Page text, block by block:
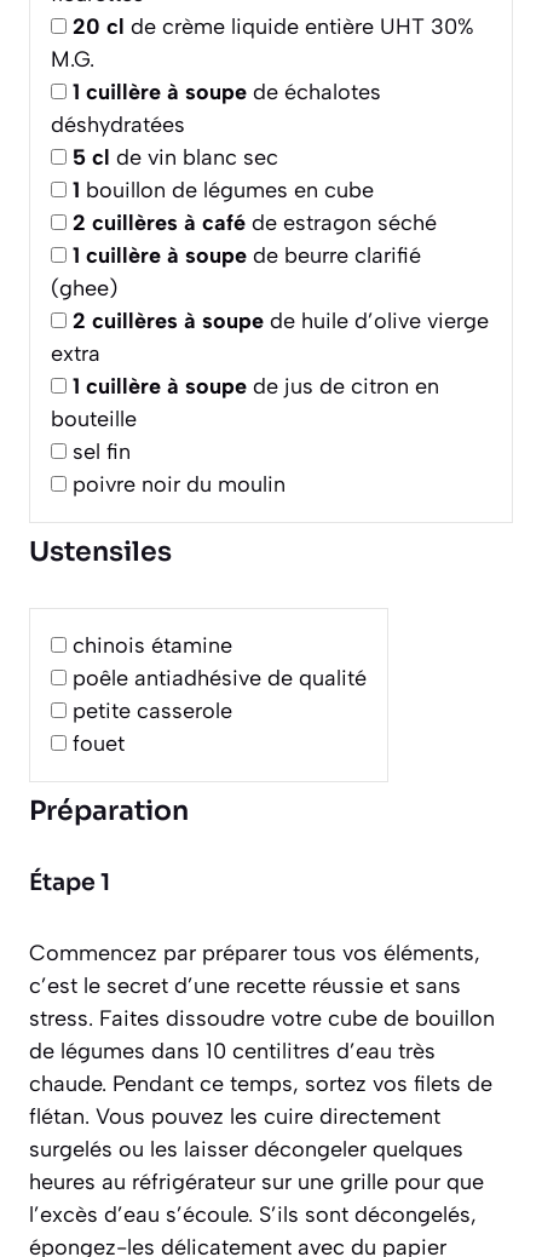
20 cl de crème liquide entière UHT 30%
M.G.
1 cuillère à soupe de échalotes
déshydratées
5 cl de vin blanc sec
1 bouillon de légumes en cube
2 cuillères à café de estragon séché
1 cuillère à soupe de beurre clarifié
(ghee)
2 cuillères à soupe de huile d’olive vierge
extra
1 cuillère à soupe de jus de citron en
bouteille
sel fin
poivre noir du moulin
Ustensiles
chinois étamine
poêle antiadhésive de qualité
petite casserole
fouet
Préparation
Étape 1
Commencez par préparer tous vos éléments,
c’est le secret d’une recette réussie et sans
stress. Faites dissoudre votre cube de bouillon
de légumes dans 10 centilitres d’eau très
chaude. Pendant ce temps, sortez vos filets de
flétan. Vous pouvez les cuire directement
surgelés ou les laisser décongeler quelques
heures au réfrigérateur sur une grille pour que
l’excès d’eau s’écoule. S’ils sont décongelés,
épongez-les délicatement avec du papier